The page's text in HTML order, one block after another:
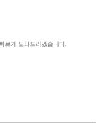
르게 도와드리겠습니다.